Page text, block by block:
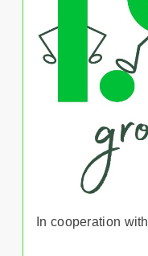
In cooperation with